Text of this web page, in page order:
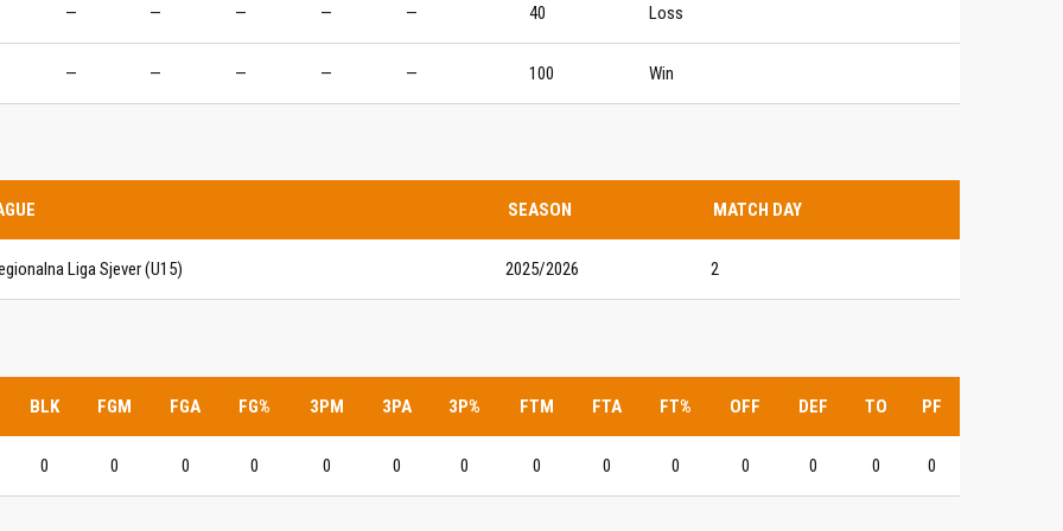
— — — — — 40 Loss
— — — — — 100 Win
SEASON MATCH DAY
Liga Sjever (U15) 2025/2026 2
BLK FGM FGA FG% 3PM 3PA 3P% FTM FTA FT% OFF DEF TO PF
0 0 0 0 0 0 0 0 0 0 0 0 0 0
trener seniorske
trenerski stožer
u revijalnoj utakmici
NCAA ekipu OBU
Pretkadeti U15